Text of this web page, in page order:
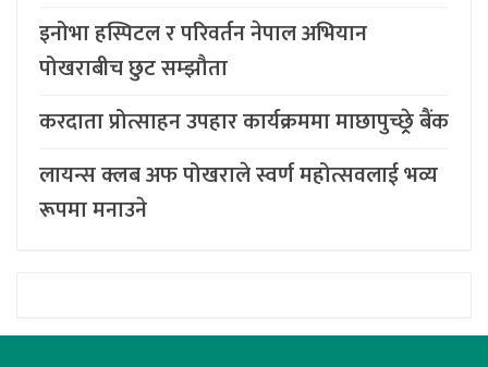
इनोभा हस्पिटल र परिवर्तन नेपाल अभियान
पोखराबीच छुट सम्झौता
करदाता प्रोत्साहन उपहार कार्यक्रममा माछापुच्छ्र्रे बैंक
लायन्स क्लब अफ पोखराले स्वर्ण महोत्सवलाई भव्य
रूपमा मनाउने